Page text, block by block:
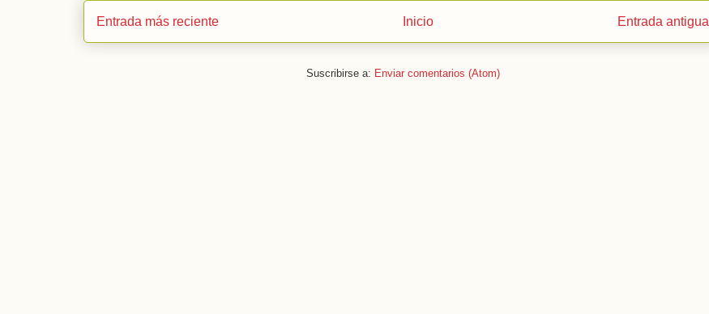
Entrada más reciente Entrada antigua
Inicio
Suscribirse a: Enviar comentarios (Atom)